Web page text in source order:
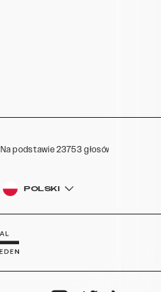
Na podstawie 23753 głosów
POLSKI